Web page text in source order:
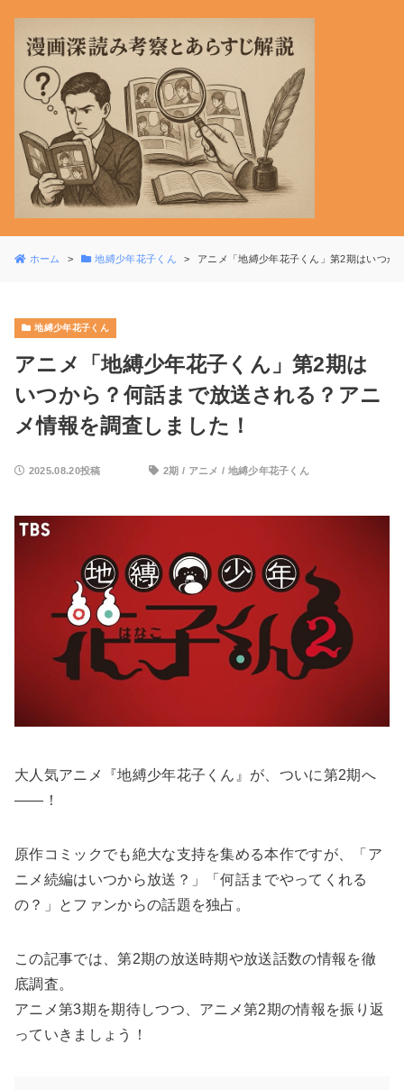
ホーム 地縛少年花子くん アニメ「地縛少年花子くん」第2期はいつか
地縛少年花子くん
アニメ「地縛少年花子くん」第2期は
いつから？何話まで放送される？アニ
メ情報を調査しました！
2025.08.20投稿 2期 / アニメ / 地縛少年花子くん
大人気アニメ『地縛少年花子くん』が、ついに第2期へ
――！
原作コミックでも絶大な支持を集める本作ですが、「ア
ニメ続編はいつから放送？」「何話までやってくれる
の？」とファンからの話題を独占。
この記事では、第2期の放送時期や放送話数の情報を徹
底調査。
アニメ第3期を期待しつつ、アニメ第2期の情報を振り返
っていきましょう！